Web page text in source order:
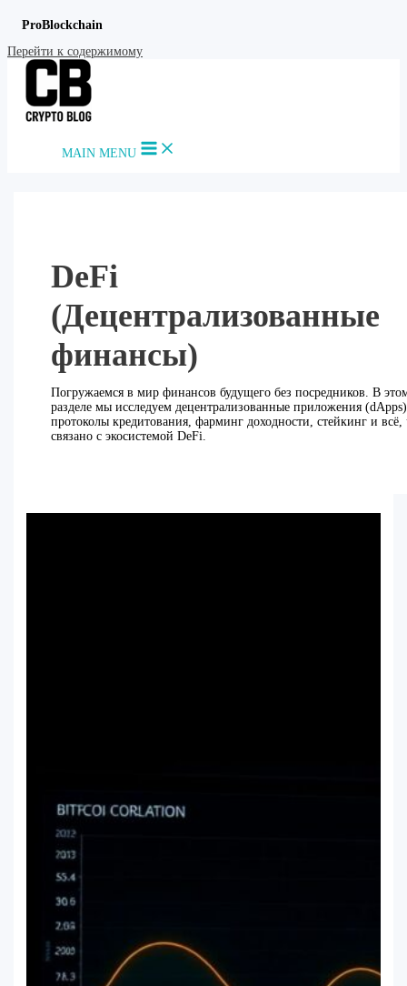
ProBlockchain
Перейти к содержимому
MAIN MENU
DeFi
(Децентрализованные
финансы)
Погружаемся в мир финансов будущего без посредников. В
разделе мы исследуем децентрализованные приложения
протоколы кредитования, фарминг доходности, стейкинг и всё,
связано с экосистемой DeFi.